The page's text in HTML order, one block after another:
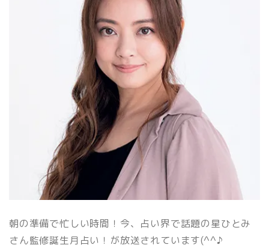
朝の準備で忙しい時間！今、占い界で話題の星ひとみ
さん監修誕生月占い！が放送されています(^^♪